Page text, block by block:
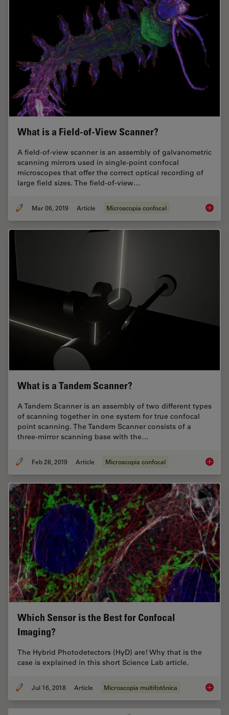
What is a Field-of-View Scanner?
A field-of-view scanner is an assembly of galvanometric
scanning mirrors used in single-point confocal
microscopes that offer the correct optical recording of
large field sizes. The field-of-view…
Mar 06, 2019 Article Microscopia confocal What is
What is a Tandem Scanner?
A Tandem Scanner is an assembly of two different types
of scanning together in one system for true confocal
point scanning. The Tandem Scanner consists of a
three-mirror scanning base with the…
Feb 28, 2019 Article Microscopia confocal What is
Which Sensor is the Best for Confocal
Imaging?
The Hybrid Photodetectors (HyD) are! Why that is the
case is explained in this short Science Lab article.
Jul 16, 2018 Article Microscopia multifotônica Which